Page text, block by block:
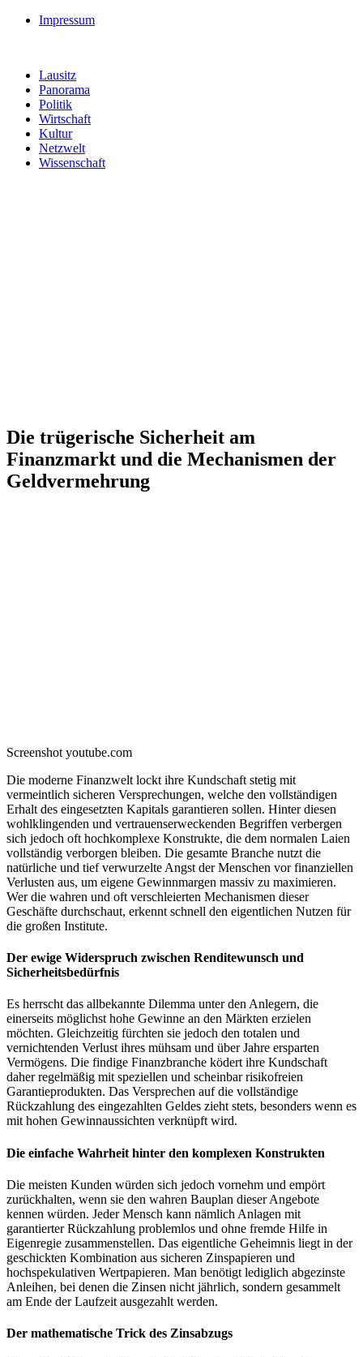
Impressum
Lausitz
Panorama
Politik
Wirtschaft
Kultur
Netzwelt
Wissenschaft
Die trügerische Sicherheit am
Finanzmarkt und die Mechanismen der
Geldvermehrung
Screenshot youtube.com
Die moderne Finanzwelt lockt ihre Kundschaft stetig mit
vermeintlich sicheren Versprechungen, welche den vollständigen
Erhalt des eingesetzten Kapitals garantieren sollen. Hinter diesen
wohlklingenden und vertrauenserweckenden Begriffen verbergen
sich jedoch oft hochkomplexe Konstrukte, die dem normalen Laien
vollständig verborgen bleiben. Die gesamte Branche nutzt die
natürliche und tief verwurzelte Angst der Menschen vor finanziellen
Verlusten aus, um eigene Gewinnmargen massiv zu maximieren.
Wer die wahren und oft verschleierten Mechanismen dieser
Geschäfte durchschaut, erkennt schnell den eigentlichen Nutzen für
die großen Institute.
Der ewige Widerspruch zwischen Renditewunsch und
Sicherheitsbedürfnis
Es herrscht das allbekannte Dilemma unter den Anlegern, die
einerseits möglichst hohe Gewinne an den Märkten erzielen
möchten. Gleichzeitig fürchten sie jedoch den totalen und
vernichtenden Verlust ihres mühsam und über Jahre ersparten
Vermögens. Die findige Finanzbranche ködert ihre Kundschaft
daher regelmäßig mit speziellen und scheinbar risikofreien
Garantieprodukten. Das Versprechen auf die vollständige
Rückzahlung des eingezahlten Geldes zieht stets, besonders wenn es
mit hohen Gewinnaussichten verknüpft wird.
Die einfache Wahrheit hinter den komplexen Konstrukten
Die meisten Kunden würden sich jedoch vornehm und empört
zurückhalten, wenn sie den wahren Bauplan dieser Angebote
kennen würden. Jeder Mensch kann nämlich Anlagen mit
garantierter Rückzahlung problemlos und ohne fremde Hilfe in
Eigenregie zusammenstellen. Das eigentliche Geheimnis liegt in der
geschickten Kombination aus sicheren Zinspapieren und
hochspekulativen Wertpapieren. Man benötigt lediglich abgezinste
Anleihen, bei denen die Zinsen nicht jährlich, sondern gesammelt
am Ende der Laufzeit ausgezahlt werden.
Der mathematische Trick des Zinsabzugs